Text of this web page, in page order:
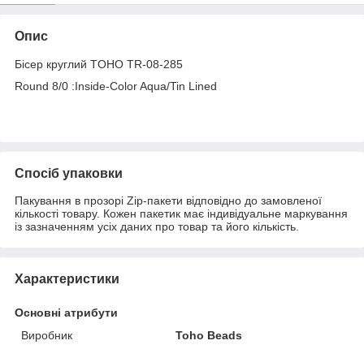
Опис
Бісер круглий TOHO TR-08-285
Round 8/0 :Inside-Color Aqua/Tin Lined
Спосіб упаковки
Пакування в прозорі Zip-пакети відповідно до замовленої
кількості товару. Кожен пакетик має індивідуальне маркування
із зазначенням усіх даних про товар та його кількість.
Характеристики
Основні атрибути
Виробник
Toho Beads